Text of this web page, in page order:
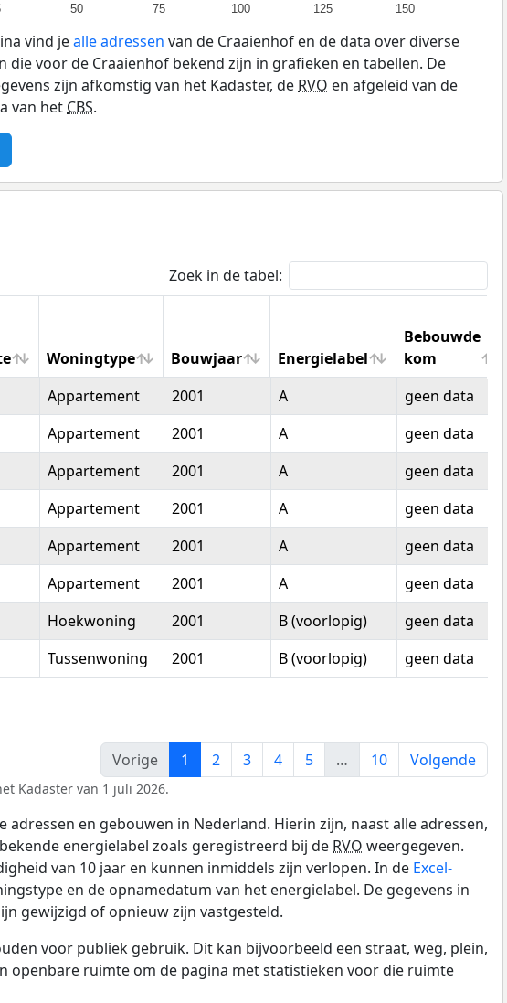
50 75 100 125 150
vind jealle adressen van de Craaienhof en de data over diverse
die voor de Craaienhof bekend zijn in grafieken en tabellen. De
zijn afkomstig van het Kadaster, de RVO en afgeleid van de
van het CBS.
Zoek in de tabel:
Woningtype Bouwjaar Energielabel
Bebouwde
kom
Woningtype Bouwjaar Energielabel
Bebouwde
kom
Appartement 2001 A
geen data
Appartement 2001 A
geen data
Appartement 2001 A
geen data
Appartement 2001 A
geen data
Appartement 2001 A
geen data
Appartement 2001 A
geen data
Hoekwoning 2001 B (voorlopig)
geen data
Tussenwoning 2001 B (voorlopig) geen data
Vorige
1 2 3 4 5 … 10 Volgende
Kadaster van 1 juli 2026.
adressen en gebouwen in Nederland. Hierin zijn, naast alle adressen,
energielabel zoals geregistreerd bij de RVO weergegeven.
van 10 jaar en kunnen inmiddels zijn verlopen. In de Excel-
en de opnamedatum van het energielabel. De gegevens in
gewijzigd of opnieuw zijn vastgesteld.
voor publiek gebruik. Dit kan bijvoorbeeld een straat, weg, plein,
openbare ruimte om de pagina met statistieken voor die ruimte